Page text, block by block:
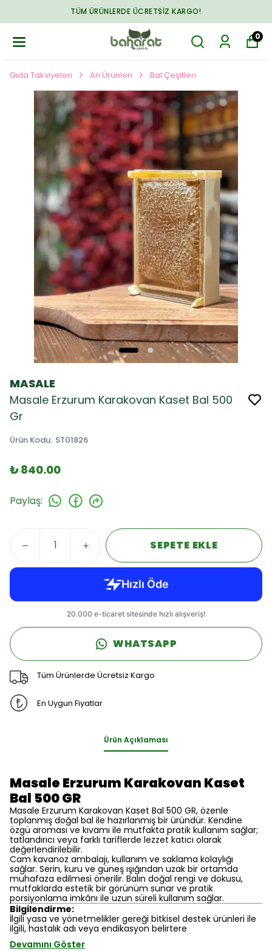
TÜM ÜRÜNLERDE ÜCRETSIZ KARGO!
0
Gıda Takviyeleri Arı Ürünleri Bal Çeşitleri
MASALE
Masale Erzurum Karakovan Kaset Bal 500
Gr
Ürün Kodu: ST01826
₺ 840.00
Paylaş:
SEPETE EKLE
WHATSAPP
Tüm Ürünlerde Ücretsiz Kargo
En Uygun Fiyatlar
Ürün Açıklaması
Masale Erzurum Karakovan Kaset
Bal 500 GR
Masale Erzurum Karakovan Kaset Bal 500 GR, özenle
toplanmış doğal bal ile hazırlanmış bir üründür. Kendine
özgü aroması ve kıvamı ile mutfakta pratik kullanım sağlar;
tatlandırıcı veya farklı tariflerde lezzet katıcı olarak
değerlendirilebilir.
Cam kavanoz ambalajı, kullanım ve saklama kolaylığı
sağlar. Serin, kuru ve güneş ışığından uzak bir ortamda
muhafaza edilmesi önerilir. Balın doğal rengi ve dokusu,
mutfaklarda estetik bir görünüm sunar ve pratik
porsiyonlama imkânı ile uzun süreli kullanım sağlar.
Bilgilendirme:
İlgili yasa ve yönetmelikler gereği bitkisel destek ürünleri ile
ilgili, hastalık adı veya endikasyon belirtere
Devamını Göster